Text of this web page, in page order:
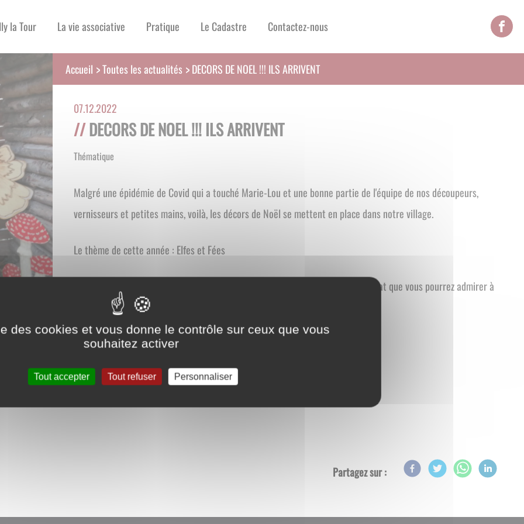
la Tour La vie associative Pratique Le Cadastre Contactez-nous
Accueil Toutes les actualités DECORS DE NOEL !!! ILS ARRIVENT
07.12.2022
DECORS DE NOEL !!! ILS ARRIVENT
Thématique
Malgré une épidémie de Covid qui a touché Marie-Lou et une bonne partie de l'équipe de nos découpeurs,
vernisseurs et petites mains, voilà, les décors de Noël se mettent en place dans notre village.
Le thème de cette année : Elfes et Fées
3 mois de travail intense pour Marie-Lou et les aidants pour arriver à un résultat que vous pourrez admirer à
compter du 12 décembre et jusqu'à mi janvier.
Nous vous attendons le vendredi 16 décembre à 18h00 pour leur inauguration.
Venez nombreux
Partagez sur :
des cookies et vous donne le contrôle sur ceux que vous
souhaitez activer
Tout accepter Tout refuser Personnaliser